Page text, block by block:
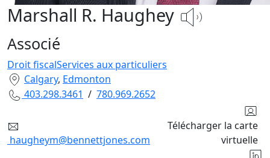
Marshall R. Haughey
Associé
Droit fiscalServices aux particuliers
Calgary, Edmonton
403.298.3461 / 780.969.2652
haugheym@bennettjones.com
Télécharger la carte
virtuelle